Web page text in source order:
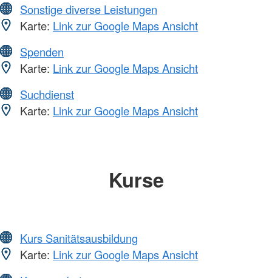
Sonstige diverse Leistungen
Karte: Link zur Google Maps Ansicht
Spenden
Karte: Link zur Google Maps Ansicht
Suchdienst
Karte: Link zur Google Maps Ansicht
Kurse
Kurs Sanitätsausbildung
Karte: Link zur Google Maps Ansicht